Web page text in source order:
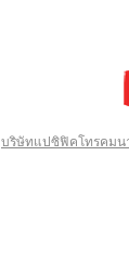
บริษัทแปซิฟิคโทรคมน